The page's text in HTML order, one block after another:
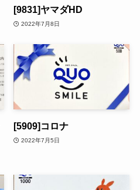
[9831]ヤマダHD
2022年7月8日
[5909]コロナ
2022年7月5日